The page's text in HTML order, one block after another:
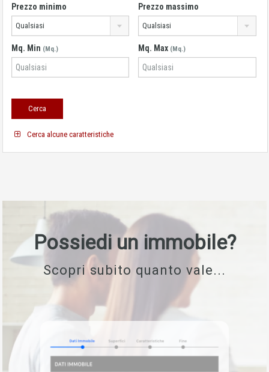
Prezzo minimo
Qualsiasi
Prezzo massimo
Qualsiasi
Mq. Min (Mq.) Mq. Max (Mq.)
Cerca alcune caratteristiche
Possiedi un immobile?
Scopri subito quanto vale...